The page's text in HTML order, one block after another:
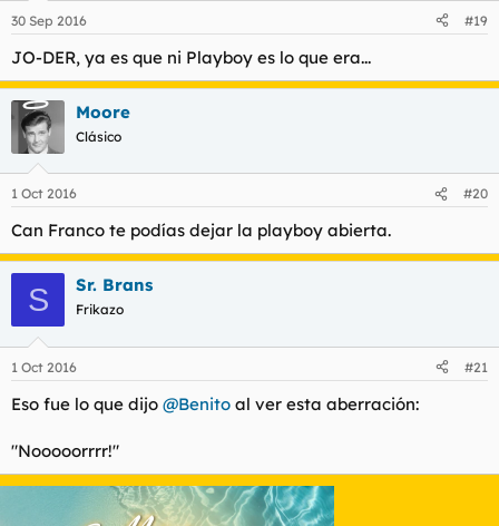
30 Sep 2016 #19
JO-DER, ya es que ni Playboy es lo que era...
Moore
Clásico
1 Oct 2016 #20
Can Franco te podías dejar la playboy abierta.
S Sr. Brans
Frikazo
1 Oct 2016 #21
Eso fue lo que dijo @Benito al ver esta aberración:
"Nooooorrrr!"